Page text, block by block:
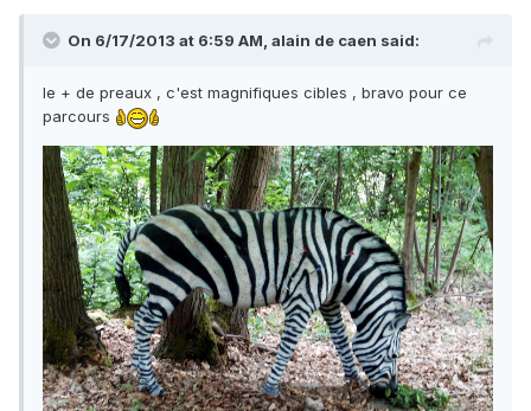
On 6/17/2013 at 6:59 AM, alain de caen said:
le + de preaux , c'est magnifiques cibles , bravo pour ce
parcours